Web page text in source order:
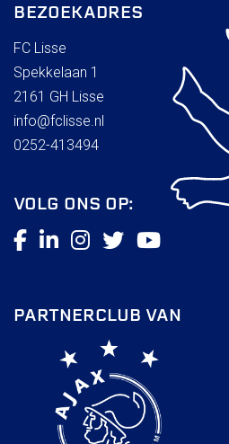
BEZOEKADRES
FC Lisse
Spekkelaan 1
2161 GH Lisse
info@fclisse.nl
0252-413494
VOLG ONS OP:
PARTNERCLUB VAN